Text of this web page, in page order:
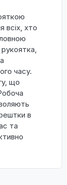
всіх, хто
часу.
що
в
та